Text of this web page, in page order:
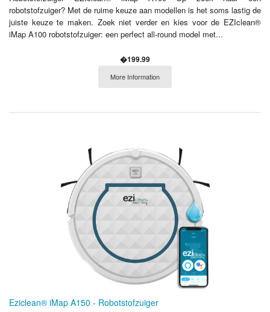
robotstofzuiger? Met de ruime keuze aan modellen is het soms lastig de
juiste keuze te maken. Zoek niet verder en kies voor de EZIclean®
iMap A100 robotstofzuiger: een perfect all-round model met...
�199.99
More Information
Eziclean® iMap A150 - Robotstofzuiger